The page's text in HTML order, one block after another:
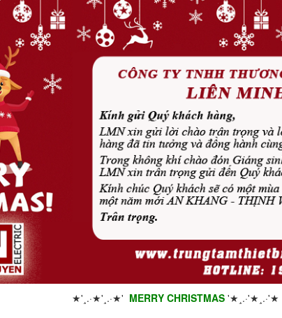
★'¸.·★'¸.·★' MERRY CHRISTMAS '★¸.·'★¸.·'★